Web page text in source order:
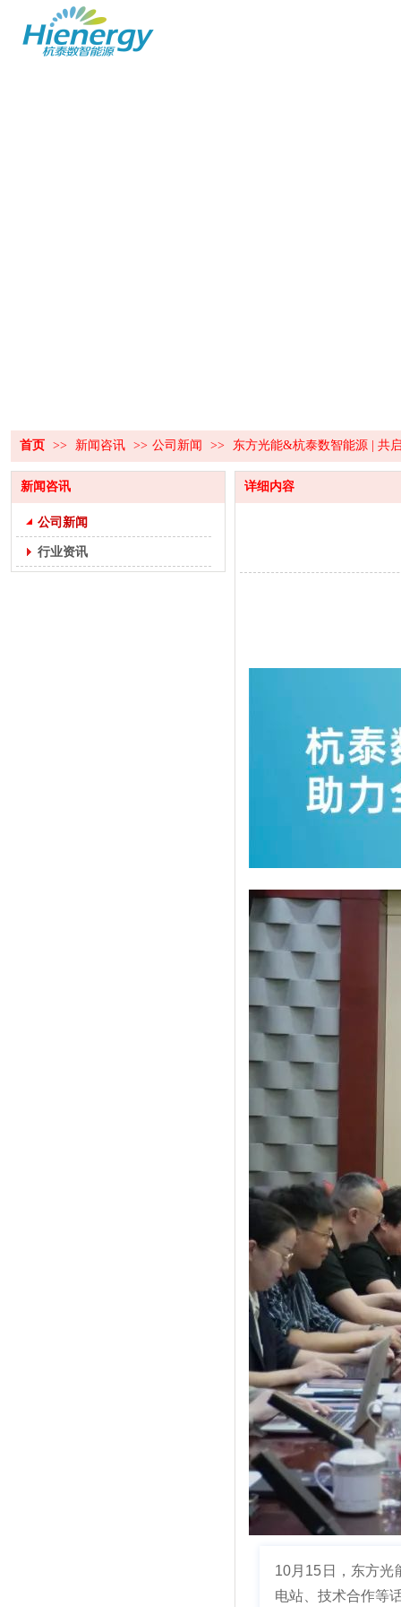
首页 >> 新闻咨讯 >> 公司新闻 >> 东方光能&杭泰数智能源 | 共
新闻咨讯
公司新闻
行业资讯
详细内容
10月15日，东方光
电站、技术合作等